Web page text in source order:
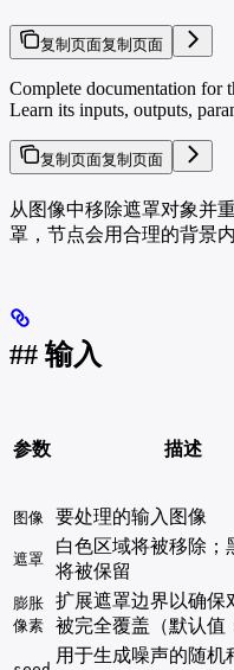
复制页面复制页面
Complete documentation for
Learn its inputs, outputs,
复制页面复制页面
从图像中移除遮罩对象并
罩，节点会用合理的背景
## 输入
参数 描述
图像 要处理的输入图像
遮罩
白色区域将被移除；
将被保留
膨胀
像素
扩展遮罩边界以确保
被完全覆盖（默认值
用于生成噪声的随机